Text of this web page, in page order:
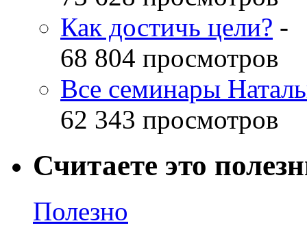
Как достичь цели? -
68 804 просмотров
Все семинары
62 343 просмотров
Считаете это
Полезно